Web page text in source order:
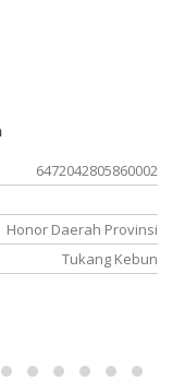
6472042805860002
Honor Daerah Provinsi
Tukang Kebun